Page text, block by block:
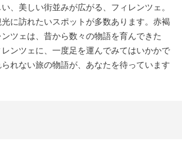
、美しい街並みが広がる、フィレンツェ。
に訪れたいスポットが多数あります。赤褐
ツェは、昔から数々の物語を育んできた
ンツェに、一度足を運んでみてはいかかで
れない旅の物語が、あなたを待っています